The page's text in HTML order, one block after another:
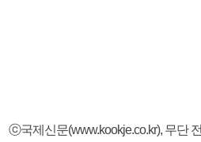
ⓒ국제신문(www.kookje.co.kr), 무단